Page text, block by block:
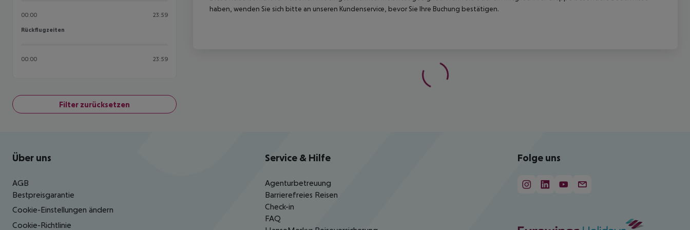
00:00 23:59
Rückflugzeiten
Rückflugzeiten
00:00 23:59
Filter zurücksetzen
haben, wenden Sie sich bitte an unseren Kundenservice, bevor Sie Ihre Buchung bestätigen.
Footer navigation
Über uns
AGB
Bestpreisgarantie
Cookie-Einstellungen ändern
Cookie-Richtlinie
Service & Hilfe
Agenturbetreuung
Barrierefreies Reisen
Check-in
FAQ
Folge uns